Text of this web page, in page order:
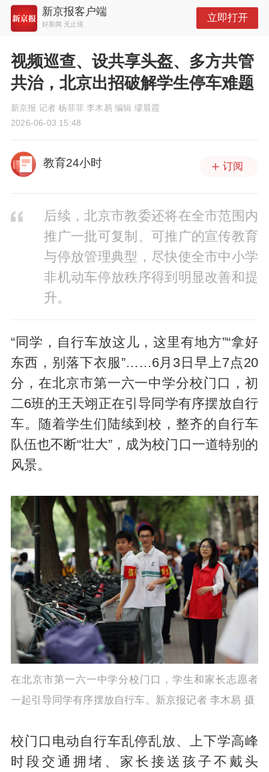
新京报客户端
好新闻 无止境
立即打开
视频巡查、设共享头盔、多方共管
共治，北京出招破解学生停车难题
新京报 记者 杨菲菲 李木易 编辑 缪晨霞
2026-06-03 15:48
教育24小时 订阅
后续，北京市教委还将在全市范围内
推广一批可复制、可推广的宣传教育
与停放管理典型，尽快使全市中小学
非机动车停放秩序得到明显改善和提
升。
“同学，自行车放这儿，这里有地方”“拿好
东西，别落下衣服”……6月3日早上7点20
分，在北京市第一六一中学分校门口，初
二6班的王天翊正在引导同学有序摆放自行
车。随着学生们陆续到校，整齐的自行车
队伍也不断“壮大”，成为校门口一道特别的
风景。
在北京市第一六一中学分校门口，学生和家长志愿者
一起引导同学有序摆放自行车。新京报记者 李木易 摄
校门口电动自行车乱停乱放、上下学高峰
时段交通拥堵、家长接送孩子不戴头